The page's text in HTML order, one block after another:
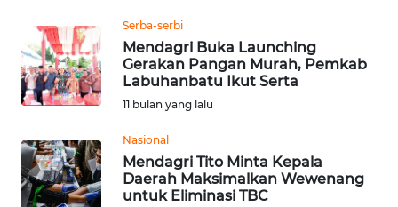
Serba-serbi
Mendagri Buka Launching
Gerakan Pangan Murah, Pemkab
Labuhanbatu Ikut Serta
11 bulan yang lalu
Nasional
Mendagri Tito Minta Kepala
Daerah Maksimalkan Wewenang
untuk Eliminasi TBC
WN
KARAWANG
BEKASI
WN